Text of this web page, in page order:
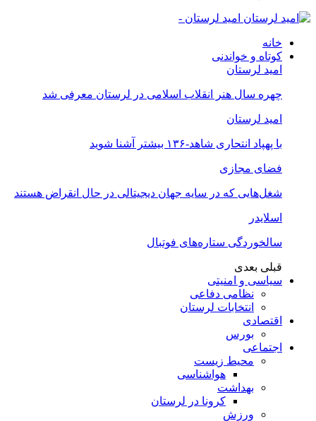
امید لرستان -
خانه
کوتاه و خواندنی
امید لرستان
چهره سال هنر انقلاب اسلامی در لرستان معرفی شد
امید لرستان
با پهپاد انتحاری شاهد-۱۳۶ بیشتر آشنا شوید
فضای مجازی
شغل‌‌هایی که در سایه جهان دیجیتالی در حال انقراض هستند
اسلایدر
سالخوردگی ستاره‌های فوتبال
قبلی بعدی
سیاسی و امنیتی
نظامی دفاعی
انتخابات لرستان
اقتصادی
بورس
اجتماعی
محیط زیست
هواشناسی
بهداشت
کرونا در لرستان
ورزش